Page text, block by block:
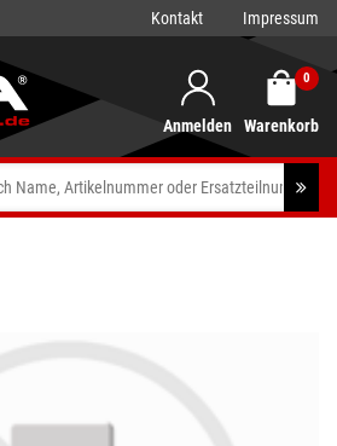
Kontakt Impressum
Anmelden
0
Warenkorb